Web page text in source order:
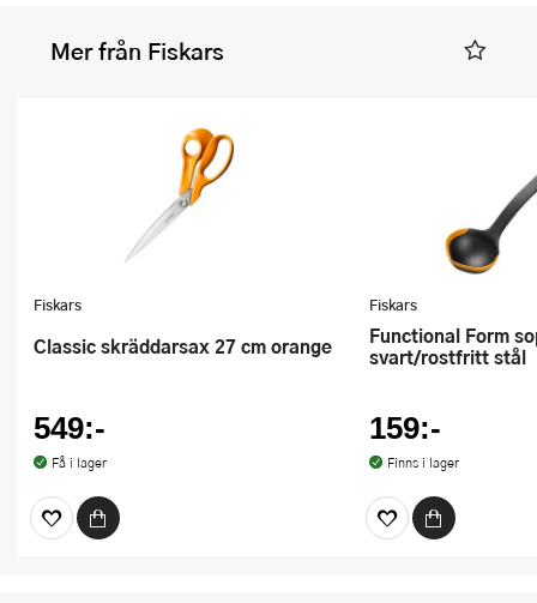
Mer från Fiskars
Fiskars
Classic skräddarsax 27 cm orange
549:-
Få i lager
Fiskars
Functional Form soppslev 36 cm
svart/rostfritt stål
159:-
Finns i lager